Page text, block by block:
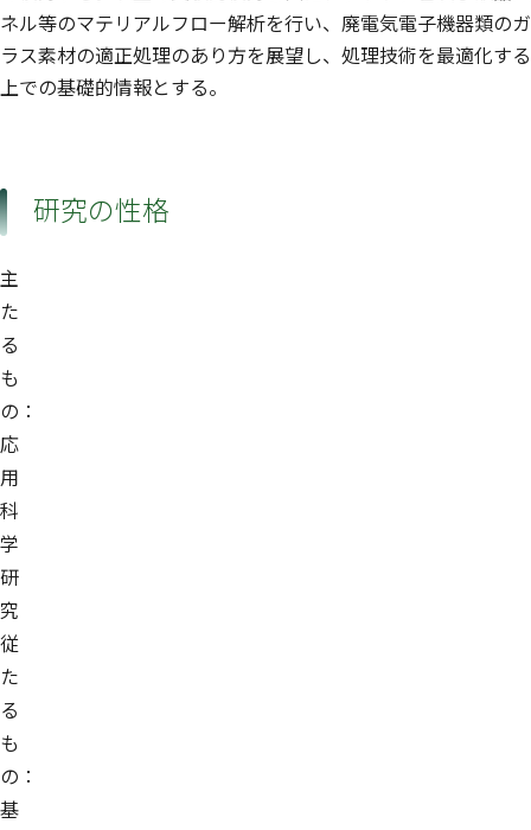
ネル等のマテリアルフロー解析を行い、廃電気電子機器類のガ
ラス素材の適正処理のあり方を展望し、処理技術を最適化する
上での基礎的情報とする。
研究の性格
主
た
る
も
の：
応
用
科
学
研
究
従
た
る
も
の：
基